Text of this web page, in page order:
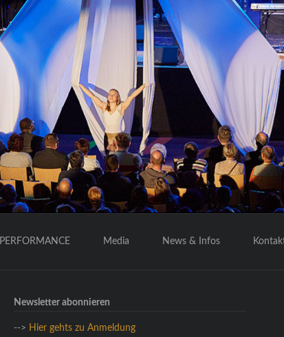
Voraussetzungen
PERFORMANCE Media News & Infos
Newsletter abonnieren
--> Hier gehts zu Anmeldung